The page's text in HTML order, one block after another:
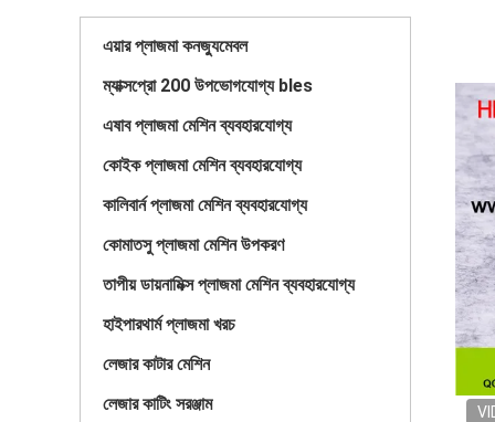
এয়ার প্লাজমা কনজ্যুমেবল
ম্যাক্সপ্রো 200 উপভোগযোগ্য bles
এষাব প্লাজমা মেশিন ব্যবহারযোগ্য
কোইক প্লাজমা মেশিন ব্যবহারযোগ্য
কালিবার্ন প্লাজমা মেশিন ব্যবহারযোগ্য
কোমাতসু প্লাজমা মেশিন উপকরণ
তাপীয় ডায়নামিক্স প্লাজমা মেশিন ব্যবহারযোগ্য
হাইপারথার্ম প্লাজমা খরচ
লেজার কাটার মেশিন
লেজার কাটিং সরঞ্জাম